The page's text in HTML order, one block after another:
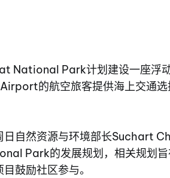
National Park计划建设一座浮
的航空旅客提供海上交通选
日自然资源与环境部长Suchart
Park的发展规划，相关规划旨
鼓励社区参与。